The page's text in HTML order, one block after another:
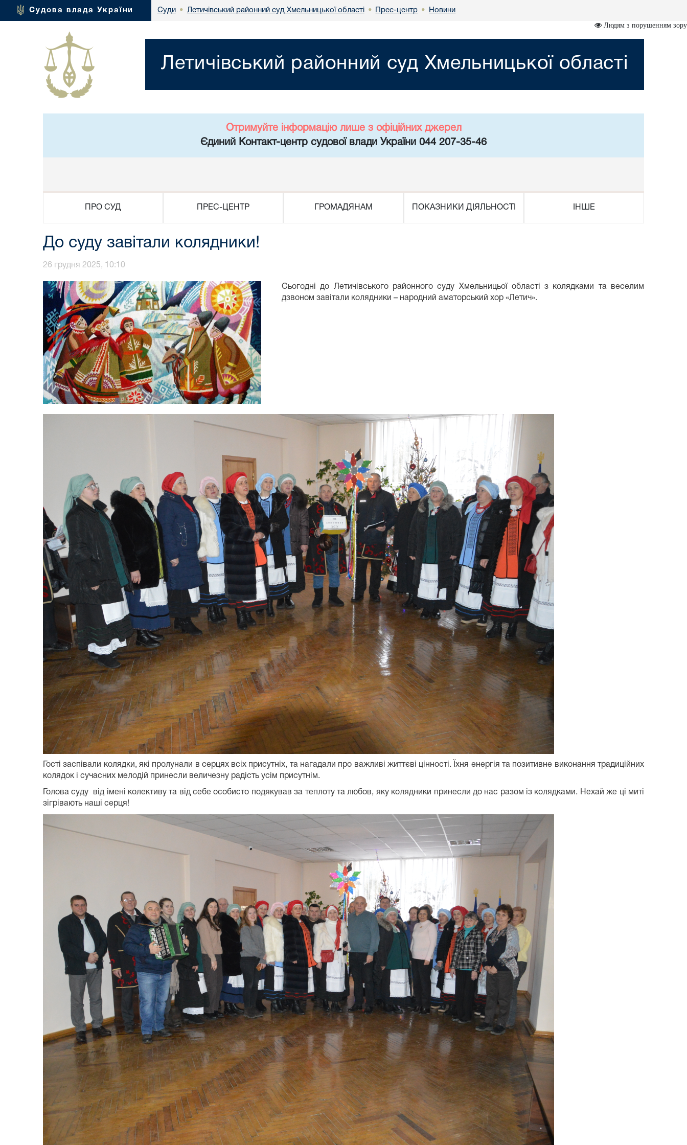
Судова влада України Суди • Летичівський районний суд Хмельницької області • Прес-центр • Новини
Людям з порушенням зору
Летичівський районний суд Хмельницької області
Отримуйте інформацію лише з офіційних джерел
Єдиний Контакт-центр судової влади України 044 207-35-46
ПРО СУД ПРЕС-ЦЕНТР ГРОМАДЯНАМ ПОКАЗНИКИ ДІЯЛЬНОСТІ ІНШЕ
До суду завітали колядники!
26 грудня 2025, 10:10
Сьогодні до Летичівського районного суду Хмельницьої області з колядками та веселим
дзвоном завітали колядники – народний аматорський хор «Летич».
Гості заспівали колядки, які пролунали в серцях всіх присутніх, та нагадали про важливі життєві цінності. Їхня енергія та позитивне виконання традиційних
колядок і сучасних мелодій принесли величезну радість усім присутнім.
Голова суду від імені колективу та від себе особисто подякував за теплоту та любов, яку колядники принесли до нас разом із колядками. Нехай же ці миті
зігрівають наші серця!